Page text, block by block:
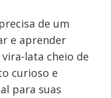
precisa de um
e aprender
lata cheio de
curioso e
para suas